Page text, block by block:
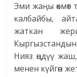
Эми жаңы өкмөт
калбайбы,
жаткан
Нияз өңдүү
менен күйгөн